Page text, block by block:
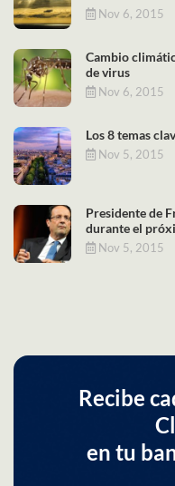
Nov 6, 2015
Cambio
de virus
Nov 6, 2015
Los 8 temas
Nov 5, 2015
Presidente de
durante el
Nov 5, 2015
Recibe
en tu